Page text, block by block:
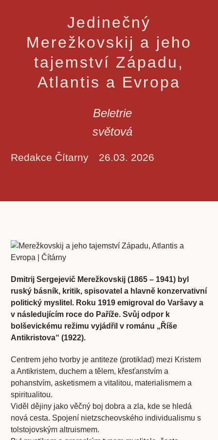
Jedinečný
Merežkovskij a jeho
tajemství Západu,
Atlantis a Evropa
Beletrie
světová
Redakce Čítarny 26.03. 2026
Dmitrij Sergejevič Merežkovskij (1865 – 1941) byl
ruský básník, kritik, spisovatel a hlavně konzervativní
politický myslitel. Roku 1919 emigroval do Varšavy a
v následujícím roce do Paříže. Svůj odpor k
bolševickému režimu vyjádřil v románu „Říše
Antikristova“ (1922).
Centrem jeho tvorby jeantiteze (protiklad) mezi Kristem
a Antikristem, duchem a tělem, křesťanstvím a
pohanstvím, asketismem a vitalitou, materialismem a
spiritualitou.
Viděl dějiny jako věčný boj dobra a zla, kde se hledá
nová cesta. Spojení nietzscheovského individualismu s
tolstojovským altruismem.